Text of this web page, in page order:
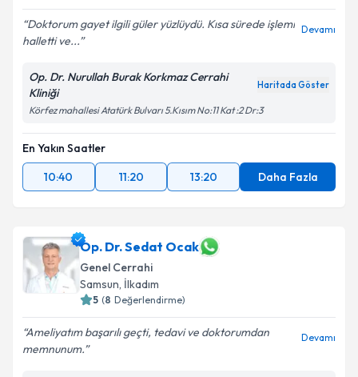
Doktorum gayet ilgili güler yüzlüydü. Kısa sürede işlemi
halletti ve...
Devamı
Op. Dr. Nurullah Burak Korkmaz Cerrahi
Kliniği
Haritada Göster
Körfez mahallesi Atatürk Bulvarı 5.Kısım No:11 Kat :2 Dr:3
En Yakın Saatler
10:40
11:20 13:20 Daha Fazla
Op. Dr. Sedat Ocak
Genel Cerrahi
Samsun, İlkadım
5 (8 Değerlendirme)
Ameliyatım başarılı geçti, tedavi ve doktorumdan
memnunum.
Devamı